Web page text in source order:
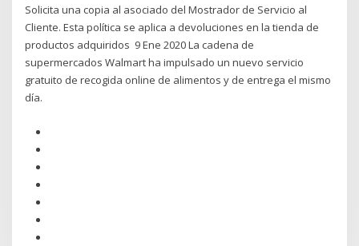
Solicita una copia al asociado del Mostrador de Servicio al
Cliente. Esta política se aplica a devoluciones en la tienda de
productos adquiridos 9 Ene 2020 La cadena de
supermercados Walmart ha impulsado un nuevo servicio
gratuito de recogida online de alimentos y de entrega el mismo
día.